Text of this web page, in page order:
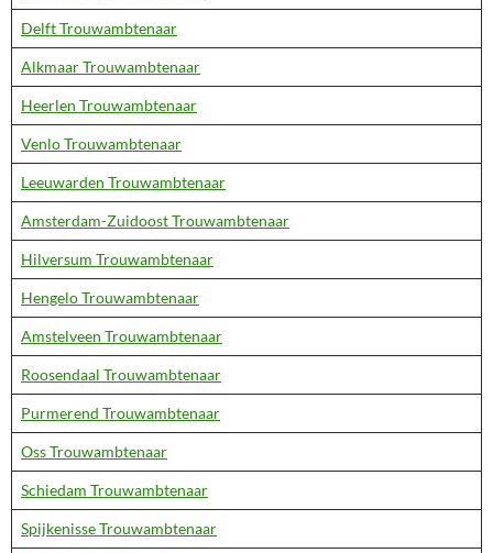
Delft Trouwambtenaar
Alkmaar Trouwambtenaar
Heerlen Trouwambtenaar
Venlo Trouwambtenaar
Leeuwarden Trouwambtenaar
Amsterdam-Zuidoost Trouwambtenaar
Hilversum Trouwambtenaar
Hengelo Trouwambtenaar
Amstelveen Trouwambtenaar
Roosendaal Trouwambtenaar
Purmerend Trouwambtenaar
Oss Trouwambtenaar
Schiedam Trouwambtenaar
Spijkenisse Trouwambtenaar